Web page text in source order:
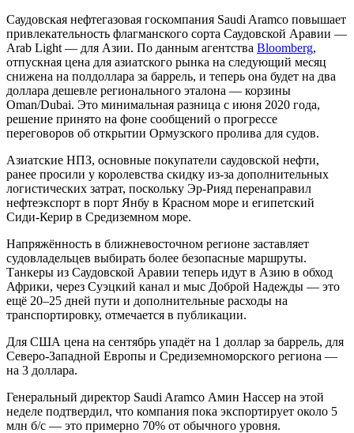
Саудовская нефтегазовая госкомпания Saudi Aramco повышает
привлекательность флагманского сорта Саудовской Аравии —
Arab Light — для Азии. По данным агентства Bloomberg,
отпускная цена для азиатского рынка на следующий месяц
снижена на полдоллара за баррель, и теперь она будет на два
доллара дешевле регионального эталона — корзины
Oman/Dubai. Это минимальная разница с июня 2020 года,
решение принято на фоне сообщений о прогрессе
переговоров об открытии Ормузского пролива для судов.
Азиатские НПЗ, основные покупатели саудовской нефти,
ранее просили у королевства скидку из-за дополнительных
логистических затрат, поскольку Эр-Рияд перенаправил
нефтеэкспорт в порт Янбу в Красном море и египетский
Сиди-Керир в Средиземном море.
Напряжённость в ближневосточном регионе заставляет
судовладельцев выбирать более безопасные маршруты.
Танкеры из Саудовской Аравии теперь идут в Азию в обход
Африки, через Суэцкий канал и мыс Доброй Надежды — это
ещё 20–25 дней пути и дополнительные расходы на
транспортировку, отмечается в публикации.
Для США цена на сентябрь упадёт на 1 доллар за баррель, для
Северо-Западной Европы и Средиземноморского региона —
на 3 доллара.
Генеральный директор Saudi Aramco Амин Нассер на этой
неделе подтвердил, что компания пока экспортирует около 5
млн б/с — это примерно 70% от обычного уровня.